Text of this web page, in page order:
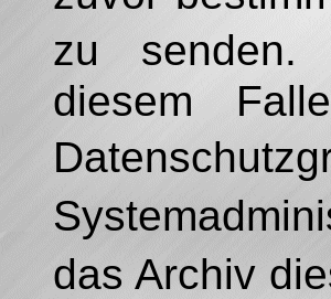
zu senden.
diesem
das Archiv